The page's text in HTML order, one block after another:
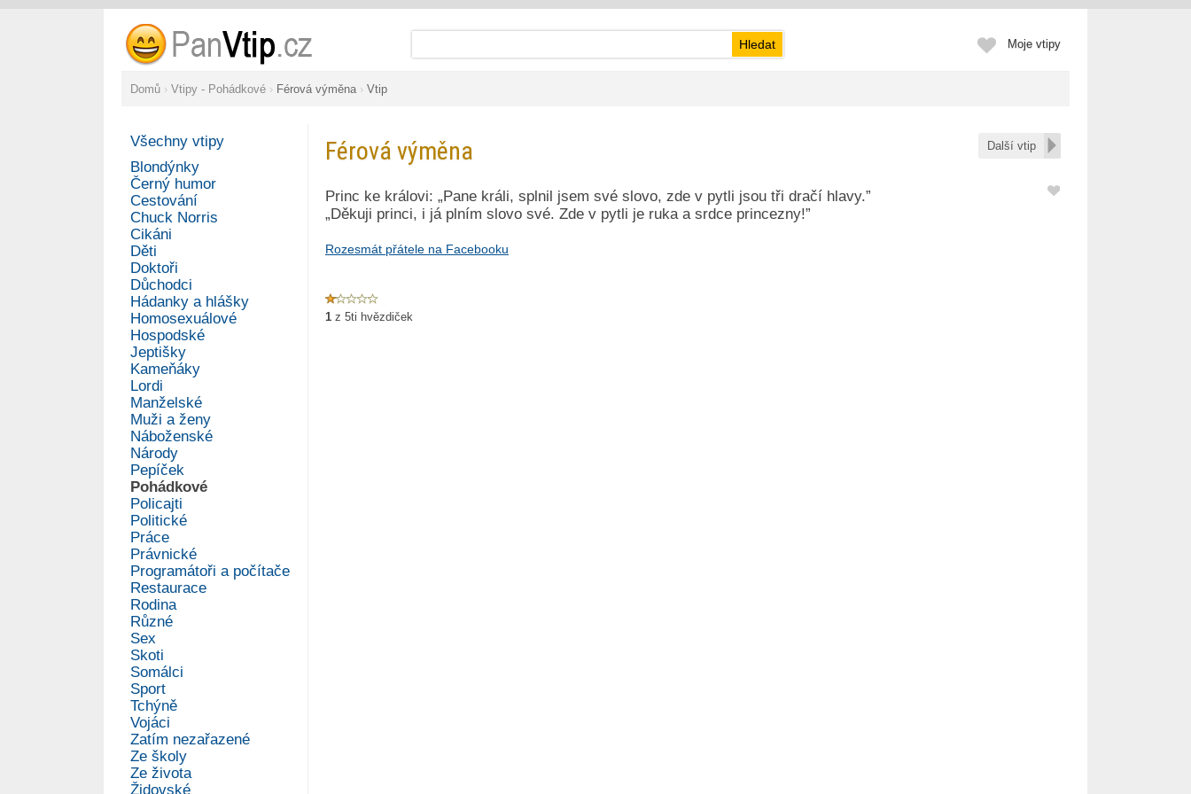
Moje vtipy
Domů › Vtipy - Pohádkové › Férová výměna› Vtip
Všechny vtipy
Blondýnky
Černý humor
Cestování
Chuck Norris
Cikáni
Děti
Doktoři
Důchodci
Hádanky a hlášky
Homosexuálové
Hospodské
Jeptišky
Kameňáky
Lordi
Manželské
Muži a ženy
Náboženské
Národy
Pepíček
Pohádkové
Policajti
Politické
Práce
Právnické
Programátoři a počítače
Restaurace
Rodina
Různé
Sex
Skoti
Somálci
Sport
Tchýně
Vojáci
Zatím nezařazené
Ze školy
Ze života
Židovské
Další vtip
Férová výměna
Princ ke královi: „Pane králi, splnil jsem své slovo, zde v pytli jsou tři dračí hlavy.”
„Děkuji princi, i já plním slovo své. Zde v pytli je ruka a srdce princezny!”
Rozesmát přátele na Facebooku
1 z 5ti hvězdiček